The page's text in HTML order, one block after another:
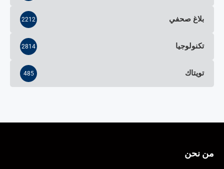
بلاغ صحفي 2212
تكنولوجيا 2814
تويتاك 485
من نحن